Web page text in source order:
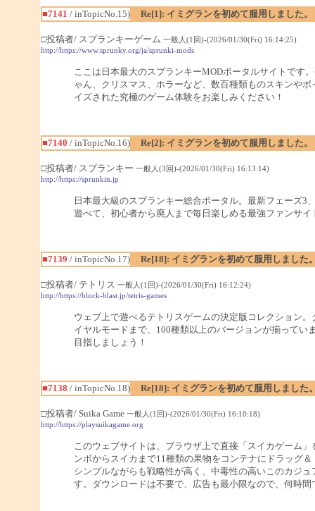
■7141 / inTopicNo.15) Re[1]: イミグランを初めて服用しました。
□投稿者/ スプランキーゲーム 一般人(1回)-(2026/01/30(Fri) 16:14:25)
http://https://www.sprunky.org/ja/sprunki-mods
ここは日本最大のスプランキーMODポータルサイトです
ゃん、クリスマス、ホラーなど、数百種類ものスキンや
イズされた究極のゲーム体験をお楽しみください！
■7140 / inTopicNo.16) Re[2]: イミグランを初めて服用しました。
□投稿者/ スプランキー 一般人(3回)-(2026/01/30(Fri) 16:13:14)
http://https://sprunkin.jp
日本最大級のスプランキー総合ポータル。最新フェーズ
遊べて、初心者から廃人まで毎日楽しめる最強ファンサイ
■7139 / inTopicNo.17) Re[18]: イミグランを初めて服用しました
□投稿者/ テトリス 一般人(1回)-(2026/01/30(Fri) 16:12:24)
http://https://block-blast.jp/tetris-games
ウェブ上で遊べるテトリスゲームの決定版コレクション
イヤルモードまで、100種類以上のバージョンが揃って
目指しましょう！
■7138 / inTopicNo.18) Re[18]: イミグランを初めて服用しました
□投稿者/ Suika Game 一般人(1回)-(2026/01/30(Fri) 16:10:18)
http://https://playsuikagame.org
このウェブサイトは、ブラウザ上で直接「スイカゲーム
ンボからスイカまで11種類の果物をコンテナにドラッグ
シンプルながらも戦略性が高く、中毒性の高いこのカジ
す。ダウンロードは不要で、広告も最小限なので、何時